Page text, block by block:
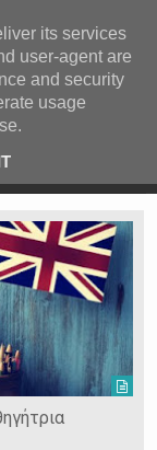
στις Σέρρες
its services
user-agent are
and security
usage